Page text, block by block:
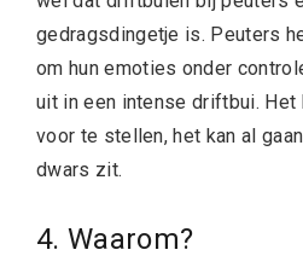
gedragsdingetje is. Peuters
om hun emoties onder
uit in een intense driftbui. Het
voor te stellen, het kan al
dwars zit.
4. Waarom?